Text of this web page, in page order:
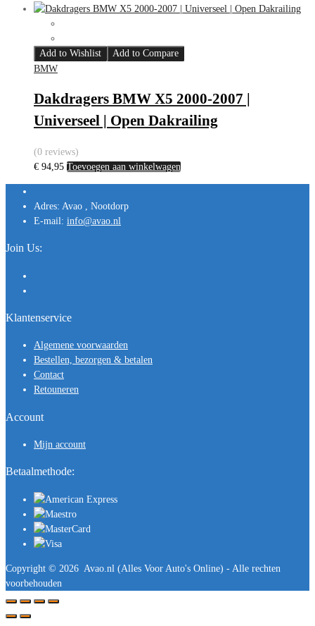
Add to Wishlist
Add to Compare
BMW
Dakdragers BMW X5 2000-2007 |
Universeel | Open Dakrailing
(0 reviews)
€ 94,95 Toevoegen aan winkelwagen
Adres: Avao , Nootdorp
E-mail: info@avao.nl
Join Us:
Klantenservice
Algemene voorwaarden
Bestellen, bezorgen & betalen
Contact
Retouneren
Account
Mijn account
Betaalmethode:
Copyright © 2026 Avao.nl (Alles Voor Auto's Online) - Alle rechten
voorbehouden